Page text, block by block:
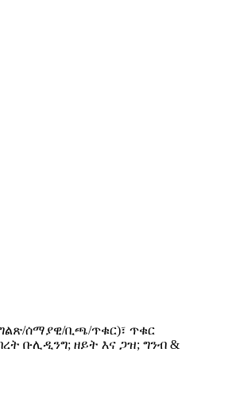
ሰማያዊ/ቢጫ/ጥቁር)፣ ጥቁር
ቡሊዲንግ; ዘይት እና ጋዝ; ግንብ &